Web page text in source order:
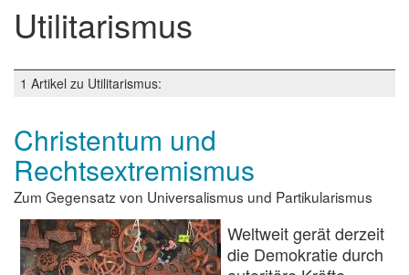
Utilitarismus
1 Artikel zu Utilitarismus:
Christentum und
Rechtsextremismus
Zum Gegensatz von Universalismus und Partikularismus
Weltweit gerät derzeit
die Demokratie durch